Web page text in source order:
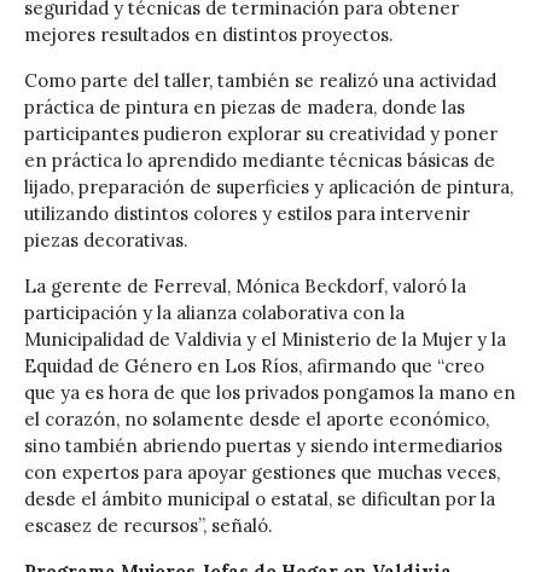
seguridad y técnicas de terminación para obtener
mejores resultados en distintos proyectos.
Como parte del taller, también se realizó una actividad
práctica de pintura en piezas de madera, donde las
participantes pudieron explorar su creatividad y poner
en práctica lo aprendido mediante técnicas básicas de
lijado, preparación de superficies y aplicación de pintura,
utilizando distintos colores y estilos para intervenir
piezas decorativas.
La gerente de Ferreval, Mónica Beckdorf, valoró la
participación y la alianza colaborativa con la
Municipalidad de Valdivia y el Ministerio de la Mujer y la
Equidad de Género en Los Ríos, afirmando que “creo
que ya es hora de que los privados pongamos la mano en
el corazón, no solamente desde el aporte económico,
sino también abriendo puertas y siendo intermediarios
con expertos para apoyar gestiones que muchas veces,
desde el ámbito municipal o estatal, se dificultan por la
escasez de recursos”, señaló.